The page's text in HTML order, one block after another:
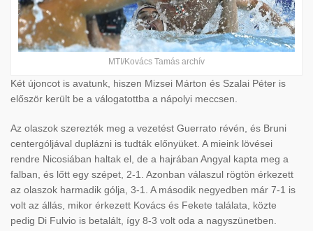
MTI/Kovács Tamás archív
Két újoncot is avatunk, hiszen Mizsei Márton és Szalai Péter is
először került be a válogatottba a nápolyi meccsen.
Az olaszok szerezték meg a vezetést Guerrato révén, és Bruni
centergóljával duplázni is tudták előnyüket. A mieink lövései
rendre Nicosiában haltak el, de a hajrában Angyal kapta meg a
falban, és lőtt egy szépet, 2-1. Azonban válaszul rögtön érkezett
az olaszok harmadik gólja, 3-1. A második negyedben már 7-1 is
volt az állás, mikor érkezett Kovács és Fekete találata, közte
pedig Di Fulvio is betalált, így 8-3 volt oda a nagyszünetben.